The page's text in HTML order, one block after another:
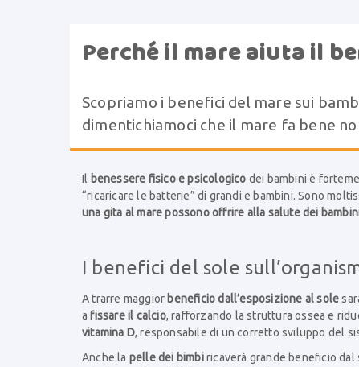
Perché il mare aiuta il
Scopriamo i benefici del mare sui
dimentichiamoci che il mare fa bene
Il benessere fisico e psicologico dei bambini è
“ricaricare le batterie” di grandi e bambini. Sono
una gita al mare possono offrire alla salute dei
I benefici del sole
A trarre maggior beneficio dall’esposizione al sole
afissare il calcio, rafforzando la struttura ossea e
vitamina D, responsabile di un corretto sviluppo del
Anche la pelle dei bimbiricaverà grande beneficio